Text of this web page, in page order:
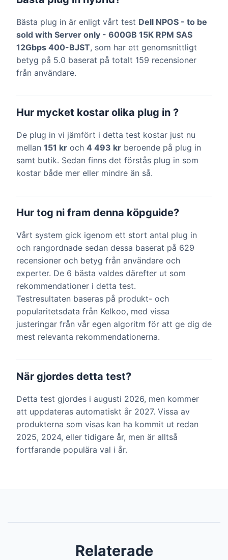
Bästa plug in är enligt vårt test Dell NPOS - to be
sold with Server only - 600GB 15K RPM SAS
12Gbps 400-BJST, som har ett genomsnittligt
betyg på 5.0 baserat på totalt 159 recensioner
från användare.
Hur mycket kostar olika plug in ?
De plug in vi jämfört i detta test kostar just nu
mellan 151 kr och 4 493 kr beroende på plug in
samt butik. Sedan finns det förstås plug in som
kostar både mer eller mindre än så.
Hur tog ni fram denna köpguide?
Vårt system gick igenom ett stort antal plug in
och rangordnade sedan dessa baserat på 629
recensioner och betyg från användare och
experter. De 6 bästa valdes därefter ut som
rekommendationer i detta test.
Testresultaten baseras på produkt- och
popularitetsdata från Kelkoo, med vissa
justeringar från vår egen algoritm för att ge dig de
mest relevanta rekommendationerna.
När gjordes detta test?
Detta test gjordes i augusti 2026, men kommer
att uppdateras automatiskt år 2027. Vissa av
produkterna som visas kan ha kommit ut redan
2025, 2024, eller tidigare år, men är alltså
fortfarande populära val i år.
Relaterade